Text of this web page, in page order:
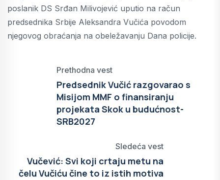
poslanik DS Srđan Milivojević uputio na račun
predsednika Srbije Aleksandra Vučića povodom
njegovog obraćanja na obeležavanju Dana policije.
Prethodna vest
Predsednik Vučić razgovarao s
Misijom MMF o finansiranju
projekata Skok u budućnost-
SRB2027
Sledeća vest
Vučević: Svi koji crtaju metu na
čelu Vučiću čine to iz istih motiva